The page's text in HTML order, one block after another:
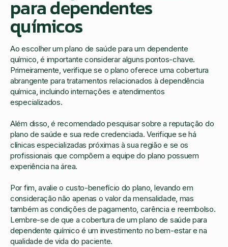
para dependentes
químicos
Ao escolher um plano de saúde para um dependente
químico, é importante considerar alguns pontos-chave.
Primeiramente, verifique se o plano oferece uma cobertura
abrangente para tratamentos relacionados à dependência
química, incluindo internações e atendimentos
especializados.
Além disso, é recomendado pesquisar sobre a reputação do
plano de saúde e sua rede credenciada. Verifique se há
clínicas especializadas próximas à sua região e se os
profissionais que compõem a equipe do plano possuem
experiência na área.
Por fim, avalie o custo-benefício do plano, levando em
consideração não apenas o valor da mensalidade, mas
também as condições de pagamento, carência e reembolso.
Lembre-se de que a cobertura de um plano de saúde para
dependente químico é um investimento no bem-estar e na
qualidade de vida do paciente.